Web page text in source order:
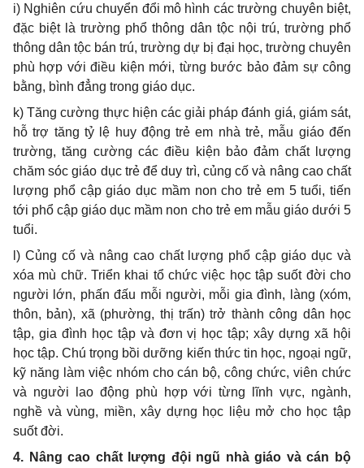
i) Nghiên cứu chuyển đổi mô hình các trường chuyên biệt,
đặc biệt là trường phổthông dân tộc nội trú, trường phổ
thông dân tộc bán trú, trường dự bị đại học, trường chuyên
phù hợp với điều kiện mới, từng bước bảo đảm sự công
bằng, bình đẳng trong giáo dục.
k) Tăng cường thực hiện các giải pháp đánh giá, giám sát,
hỗ trợ tăng tỷ lệ huy động trẻ em nhà trẻ, mẫu giáo đến
trường, tăng cường các điều kiện bảo đảm chất lượng
chăm sóc giáo dục trẻ để duy trì, củng cố và nâng cao chất
lượng phổ cập giáo dục mầm non cho trẻ em 5 tuổi, tiến
tới phổcập giáo dục mầm non cho trẻ em mẫu giáo dưới 5
tuổi.
l) Củng cố và nâng cao chất lượng phổ cập giáo dục và
xóa mù chữ. Triển khai tổ chức việc học tập suốt đời cho
người lớn, phấn đấu mỗi người, mỗi gia đình, làng (xóm,
thôn, bản), xã (phường, thị trấn) trở thành công dân học
tập, gia đình học tập và đơn vị học tập; xây dựng xã hội
học tập. Chú trọng bồi dưỡng kiến thức tin học, ngoại ngữ,
kỹ năng làm việc nhóm cho cán bộ, công chức, viên chức
và người lao động phù hợp với từng lĩnh vực, ngành,
nghề và vùng, miền, xây dựng học liệu mở cho học tập
suốt đời.
4. Nâng cao chất lượng đội ngũ nhà giáo và cán bộ